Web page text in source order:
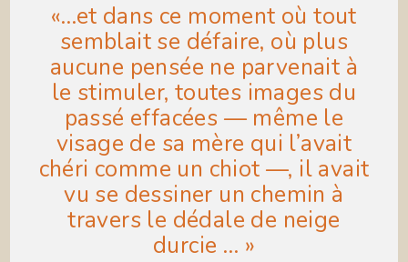
«…et dans ce moment où tout
semblait se défaire, où plus
aucune pensée ne parvenait à
le stimuler, toutes images du
passé effacées — même le
visage de sa mère qui l’avait
chéri comme un chiot —, il avait
vu se dessiner un chemin à
travers le dédale de neige
durcie … »